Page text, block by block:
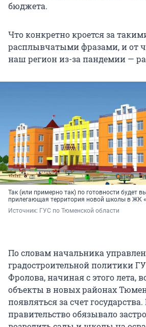
бюджета.
Что конкретно кроется за
расплывчатыми фразами, и от
наш регион из-за пандемии —
Так (или примерно так) по готовности будет
прилегающая территория новой школы в ЖК
Источник: ГУС по Тюменской области
По словам начальника
градостроительной политики
Фролова, начиная с этого лета,
объекты в новых районах
появляться за счет государства.
правительство обязывало